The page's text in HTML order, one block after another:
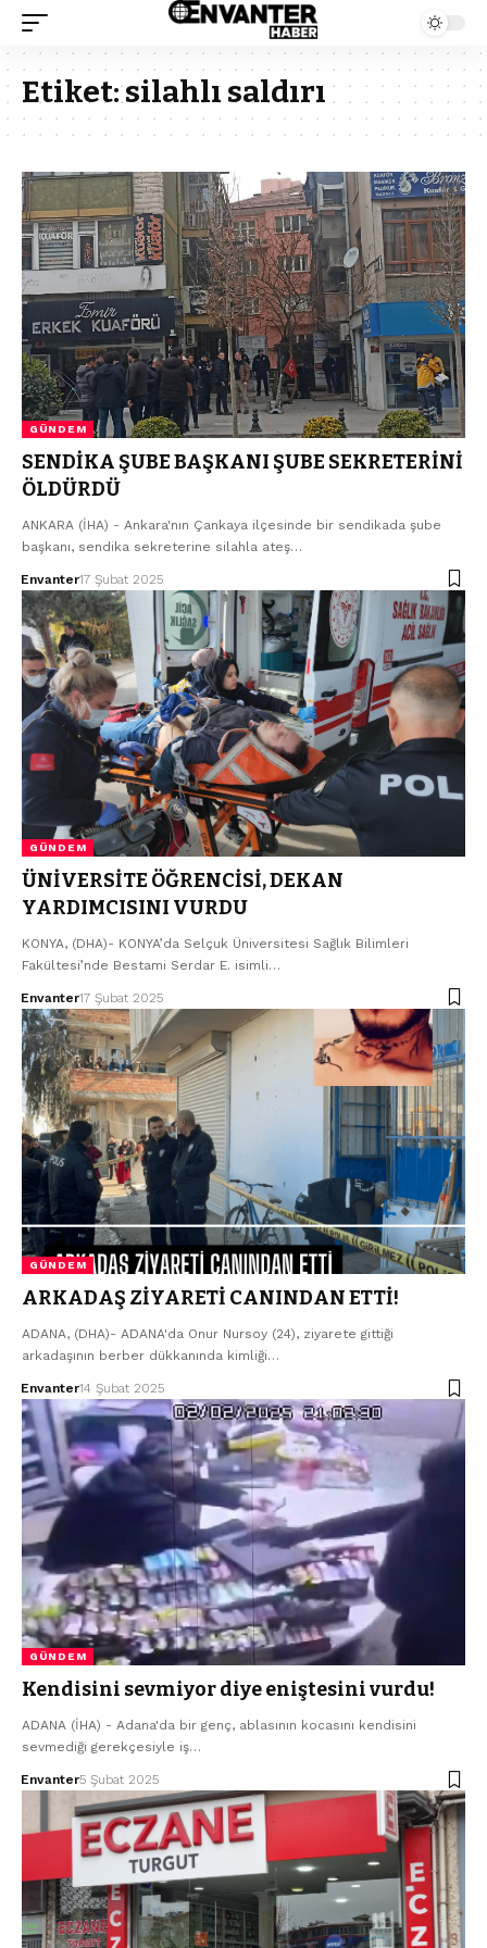
Etiket:silahlı saldırı
GÜNDEM
SENDİKA ŞUBE BAŞKANI ŞUBE SEKRETERİNİ
ÖLDÜRDÜ
ANKARA (İHA) - Ankara'nın Çankaya ilçesinde bir sendikada şube
başkanı, sendika sekreterine silahla ateş…
Envanter17 Şubat 2025
GÜNDEM
ÜNİVERSİTE ÖĞRENCİSİ, DEKAN
YARDIMCISINI VURDU
KONYA, (DHA)- KONYA’da Selçuk Üniversitesi Sağlık Bilimleri
Fakültesi’nde Bestami Serdar E. isimli…
Envanter17 Şubat 2025
GÜNDEM
ARKADAŞ ZİYARETİ CANINDAN ETTİ!
ADANA, (DHA)- ADANA'da Onur Nursoy (24), ziyarete gittiği
arkadaşının berber dükkanında kimliği…
Envanter14 Şubat 2025
GÜNDEM
Kendisini sevmiyor diye eniştesini vurdu!
ADANA (İHA) - Adana'da bir genç, ablasının kocasını kendisini
sevmediği gerekçesiyle iş…
Envanter5 Şubat 2025